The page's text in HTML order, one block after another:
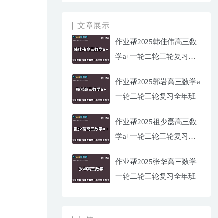
文章展示
作业帮2025韩佳伟高三数
学a+一轮二轮三轮复习全
作业帮2025郭岩高三数学a
一轮二轮三轮复习全年班
作业帮2025祖少磊高三数
学a+一轮二轮三轮复习全
作业帮2025张华高三数学
一轮二轮三轮复习全年班